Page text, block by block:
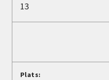
Lyssna
13
Plats: